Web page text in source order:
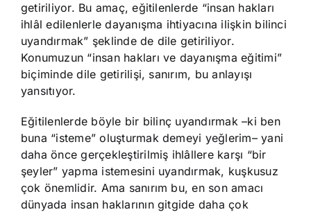
getiriliyor. Bu amaç, eğitilenlerde “insan hakları
ihlâl edilenlerle dayanışma ihtiyacına ilişkin bilinci
uyandırmak” şeklinde de dile getiriliyor.
Konumuzun “insan hakları ve dayanışma eğitimi”
biçiminde dile getirilişi, sanırım, bu anlayışı
yansıtıyor.
Eğitilenlerde böyle bir bilinç uyandırmak –ki ben
buna “isteme” oluşturmak demeyi yeğlerim– yani
daha önce gerçekleştirilmiş ihlâllere karşı “bir
şeyler” yapma istemesini uyandırmak, kuşkusuz
çok önemlidir. Ama sanırım bu, en son amacı
dünyada insan haklarının gitgide daha çok